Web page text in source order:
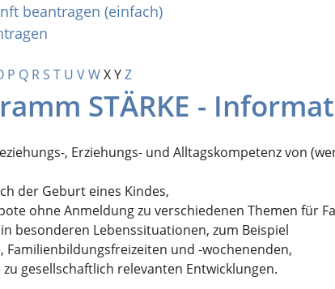
beantragen (einfach)
P Q R S T U VWXYZ
STÄRKE -
, Erziehungs- und Alltagskompetenz von
der Geburt eines Kindes,
ohne Anmeldung zu verschiedenen Themen für
besonderen Lebenssituationen, zum Beispiel
Familienbildungsfreizeiten und -wochenenden,
gesellschaftlich relevanten Entwicklungen.